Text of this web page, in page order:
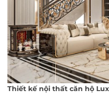
Thiết kế nội thất căn hộ